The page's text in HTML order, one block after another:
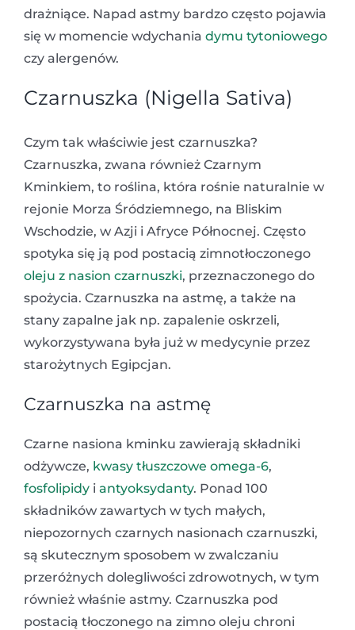
drażniące. Napad astmy bardzo często pojawia
się w momencie wdychania dymu tytoniowego
czy alergenów.
Czarnuszka (Nigella Sativa)
Czym tak właściwie jest czarnuszka?
Czarnuszka, zwana również Czarnym
Kminkiem, to roślina, która rośnie naturalnie w
rejonie Morza Śródziemnego, na Bliskim
Wschodzie, w Azji i Afryce Północnej. Często
spotyka się ją pod postacią zimnotłoczonego
oleju z nasion czarnuszki, przeznaczonego do
spożycia. Czarnuszka na astmę, a także na
stany zapalne jak np. zapalenie oskrzeli,
wykorzystywana była już w medycynie przez
starożytnych Egipcjan.
Czarnuszka na astmę
Czarne nasiona kminku zawierają składniki
odżywcze, kwasy tłuszczowe omega-6,
fosfolipidy i antyoksydanty. Ponad 100
składników zawartych w tych małych,
niepozornych czarnych nasionach czarnuszki,
są skutecznym sposobem w zwalczaniu
przeróżnych dolegliwości zdrowotnych, w tym
również właśnie astmy. Czarnuszka pod
postacią tłoczonego na zimno oleju chroni